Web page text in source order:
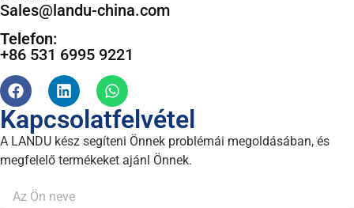
Sales@landu-china.com
Telefon:
+86 531 6995 9221
Kapcsolatfelvétel
A LANDU kész segíteni Önnek problémái megoldásában, és
megfelelő termékeket ajánl Önnek.